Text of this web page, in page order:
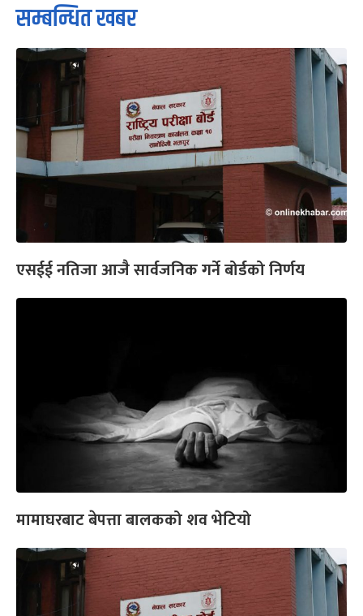
सम्बन्धित खबर
एसईई नतिजा आजै सार्वजनिक गर्ने बोर्डको निर्णय
मामाघरबाट बेपत्ता बालकको शव भेटियो